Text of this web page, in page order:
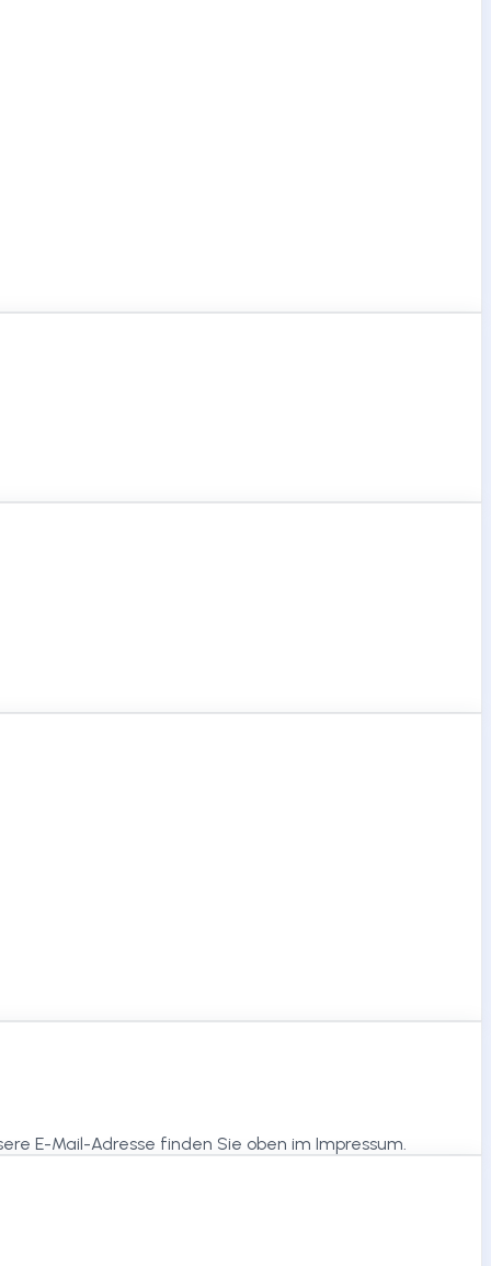
E-Mail-Adresse finden Sie oben im Impressum.